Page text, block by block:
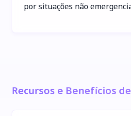
por situações não
Recursos e Benefícios de